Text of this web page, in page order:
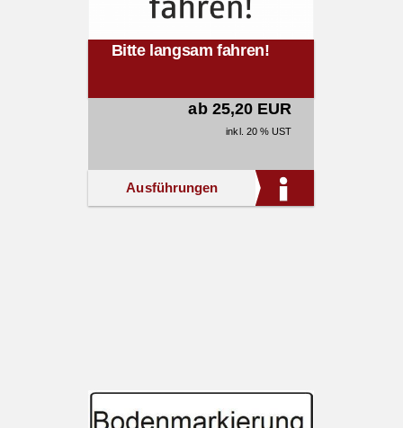
Bitte langsam fahren!
ab 25,20 EUR
inkl. 20 % UST
Ausführungen